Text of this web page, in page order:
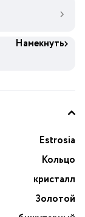
Намекнуть
Estrosia
Кольцо
кристалл
Золотой